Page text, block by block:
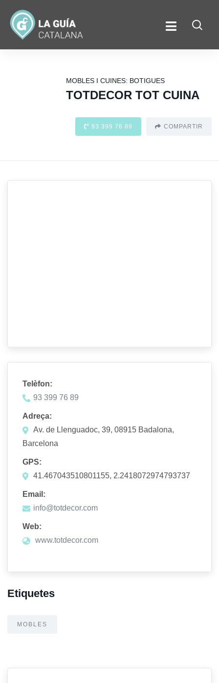
MOBLES I CUINES: BOTIGUES
TOTDECOR TOT CUINA
93 399 76 89 COMPARTIR
Telèfon:
93 399 76 89
Adreça:
Av. de Llenguadoc, 39, 08915 Badalona,
Barcelona
GPS:
41.467043510801155, 2.2418072974793737
Email:
info@totdecor.com
Web:
www.totdecor.com
Etiquetes
MOBLES